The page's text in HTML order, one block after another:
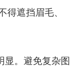
得遮挡眉毛、
显。避免复杂图